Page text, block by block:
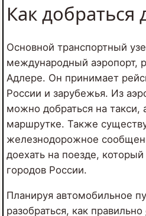
Как добраться
Основной транспортный
международный аэропорт,
Адлере. Он принимает
России и зарубежья. Из
можно добраться на такси,
маршрутке. Также
железнодорожное
доехать на поезде,
городов России.
Планируя автомобильное
разобраться, как правильно